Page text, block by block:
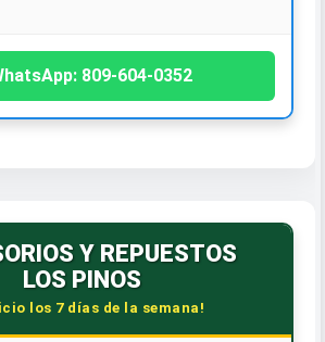
809-604-0352
Y REPUESTOS
LOS PINOS
los 7 días de la semana!